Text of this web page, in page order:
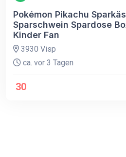
Pokémon Pikachu
Sparschwein Spardose
Kinder Fan
3930 Visp
ca. vor 3 Tagen
30